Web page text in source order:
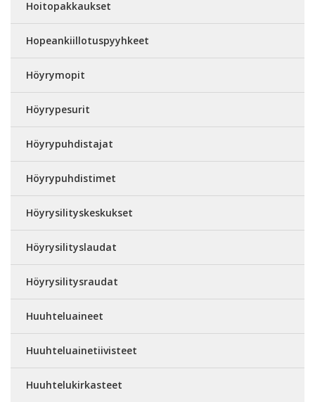
Hoitopakkaukset
Hopeankiillotuspyyhkeet
Höyrymopit
Höyrypesurit
Höyrypuhdistajat
Höyrypuhdistimet
Höyrysilityskeskukset
Höyrysilityslaudat
Höyrysilitysraudat
Huuhteluaineet
Huuhteluainetiivisteet
Huuhtelukirkasteet